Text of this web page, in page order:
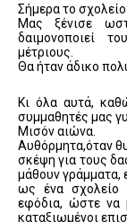
Σήμερα το σχολείο
Μας ξένισε
δαιμονοποιεί
μέτριους.
Θα ήταν άδικο
Κι όλα αυτά,
συμμαθητές μας
Μισόν αιώνα.
Αυθόρμητα,όταν
σκέψη για τους
μάθουν γράμματα,
ως ένα σχολείο
εφόδια, ώστε να
καταξιωμένοι